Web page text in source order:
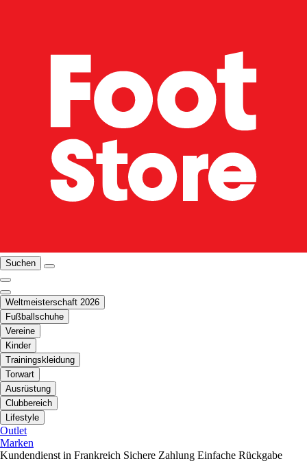
Suchen
Weltmeisterschaft 2026
Fußballschuhe
Vereine
Kinder
Trainingskleidung
Torwart
Ausrüstung
Clubbereich
Lifestyle
Outlet
Marken
Kundendienst in Frankreich Sichere Zahlung Einfache Rückgabe